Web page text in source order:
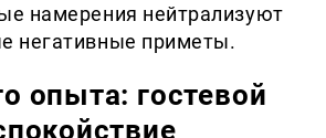
намерения нейтрализуют
негативные приметы.
опыта: гостевой